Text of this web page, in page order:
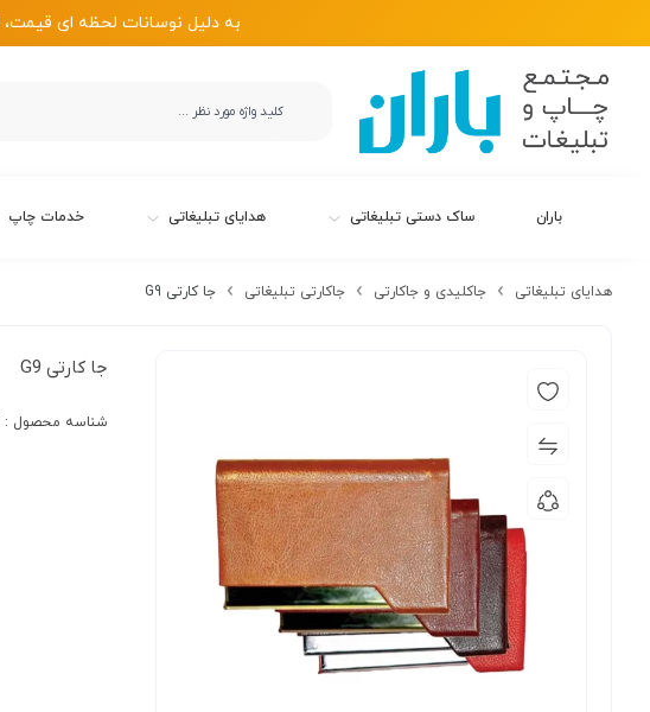
به دلیل نوسانات لحظه ای
باران ساک دستی تبلیغاتی هدایای تبلیغاتی خدمات چاپ
هدایای تبلیغاتی جاکلیدی و جاکارتی جاکارتی تبلیغاتی جا کارتی G9
جا کارتی G9
شناسه محصول :